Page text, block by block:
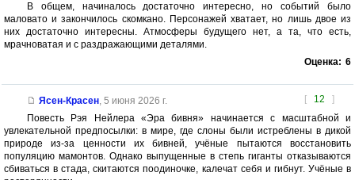
В общем, начиналось достаточно интересно, но событий было
маловато и закончилось скомкано. Персонажей хватает, но лишь двое из
них достаточно интересны. Атмосферы будущего нет, а та, что есть,
мрачноватая и с раздражающими деталями.
Оценка: 6
[ 12 ]
Ясен-Красен, 5 июня 2026 г.
Повесть Рэя Нейлера «Эра бивня» начинается с масштабной и
увлекательной предпосылки: в мире, где слоны были истреблены в дикой
природе из-за ценности их бивней, учёные пытаются восстановить
популяцию мамонтов. Однако выпущенные в степь гиганты отказываются
сбиваться в стада, скитаются поодиночке, калечат себя и гибнут. Учёные в